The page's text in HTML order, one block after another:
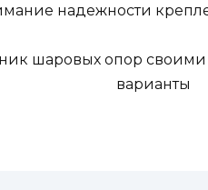
надежности